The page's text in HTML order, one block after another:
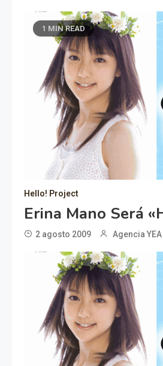
1 MIN READ
Hello! Project
Erina Mano Será
2 agosto 2009 Agencia YEA